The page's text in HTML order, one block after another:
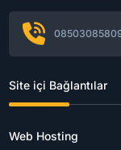
Site içi Bağlantılar
Web Hosting